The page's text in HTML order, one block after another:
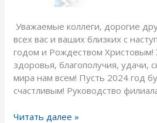
Уважаемые коллеги, дорогие
всех вас и ваших близких с
годом и Рождеством Христовым!
здоровья, благополучия, удачи,
мира нам всем! Пусть 2024 год
счастливым! Руководство
Читать далее »